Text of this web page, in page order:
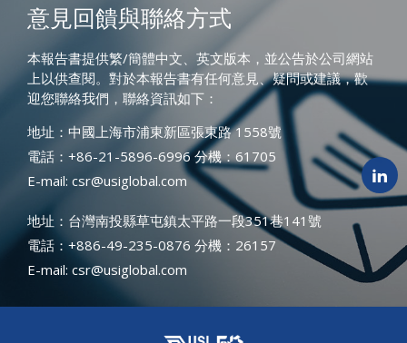
意見回饋與聯絡方式
本報告書提供繁/簡體中文、英文版本，並公告於公司網站
上以供查閱。對於本報告書有任何意見、疑問或建議，歡
迎您聯絡我們，聯絡資訊如下：
地址：中國上海市浦東新區張東路 1558號
電話：+86-21-5896-6996 分機：61705
E-mail: csr@usiglobal.com
地址：台灣南投縣草屯鎮太平路一段351巷141號
電話：+886-49-235-0876 分機：26157
E-mail: csr@usiglobal.com